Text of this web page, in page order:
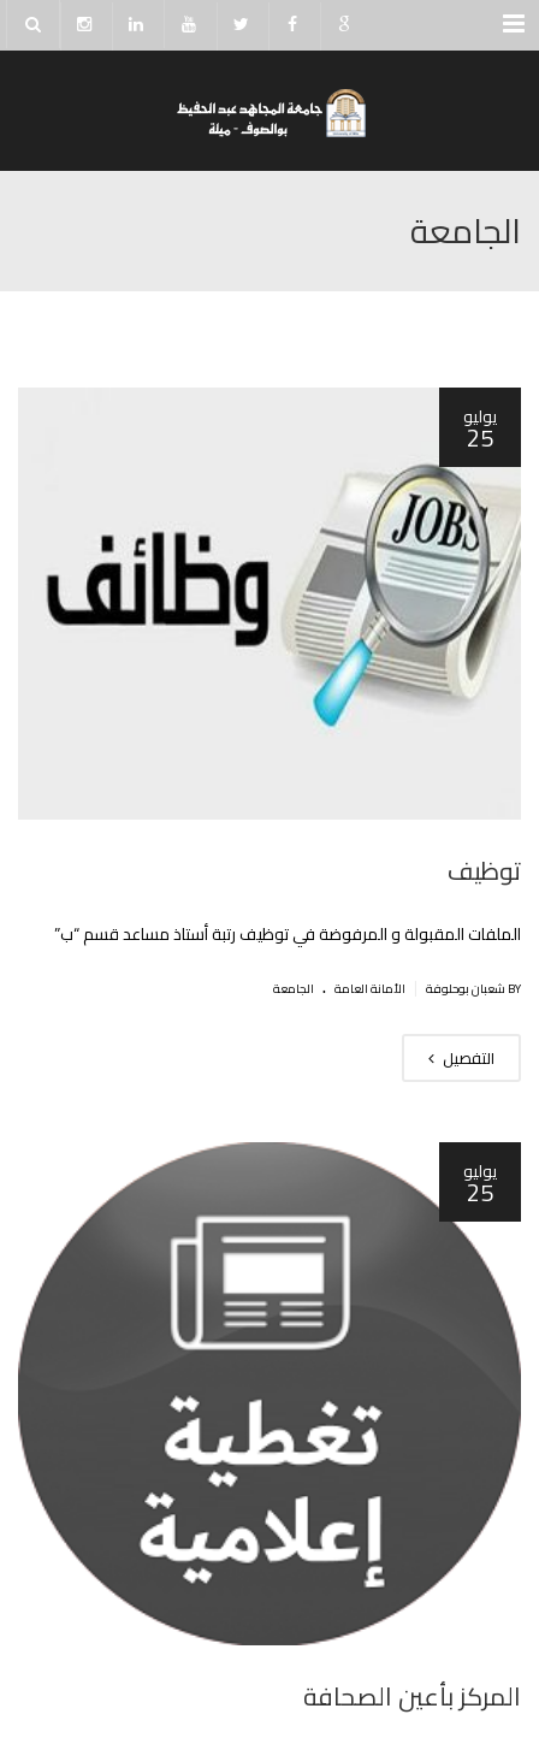
Menu
الجامعة
يوليو
25
توظيف
الملفات المقبولة و المرفوضة في توظيف رتبة أستاذ مساعد قسم “ب”
BY شعبان بوحلوفة اﻷمانة العامة . الجامعة
التفصيل
يوليو
25
المركز بأعين الصحافة